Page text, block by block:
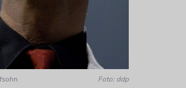
Foto: ddp